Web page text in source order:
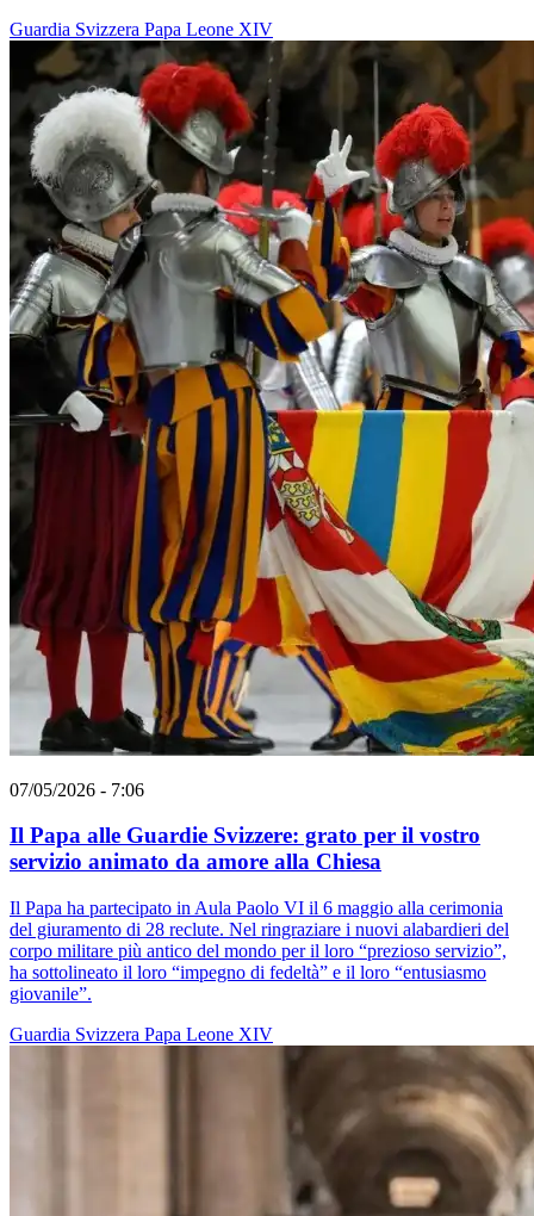
Guardia Svizzera Papa Leone XIV
07/05/2026 - 7:06
Il Papa alle Guardie Svizzere: grato per il vostro
servizio animato da amore alla Chiesa
Il Papa ha partecipato in Aula Paolo VI il 6 maggio alla cerimonia
del giuramento di 28 reclute. Nel ringraziare i nuovi alabardieri del
corpo militare più antico del mondo per il loro “prezioso servizio”,
ha sottolineato il loro “impegno di fedeltà” e il loro “entusiasmo
giovanile”.
Guardia Svizzera Papa Leone XIV